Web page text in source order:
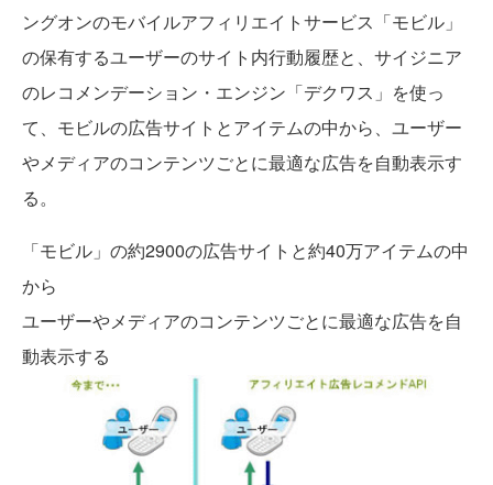
ングオンのモバイルアフィリエイトサービス「モビル」
の保有するユーザーのサイト内行動履歴と、サイジニア
のレコメンデーション・エンジン「デクワス」を使っ
て、モビルの広告サイトとアイテムの中から、ユーザー
やメディアのコンテンツごとに最適な広告を自動表示す
る。
「モビル」の約2900の広告サイトと約40万アイテムの中
から
ユーザーやメディアのコンテンツごとに最適な広告を自
動表示する